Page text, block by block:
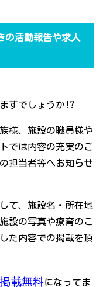
の活動報告や求人
すでしょうか!?
様、施設の職員様や
では内容の充実のご
担当者等へお知らせ
て、施設名・所在地
設の写真や療育のこ
た内容での掲載を頂
掲載無料になってま